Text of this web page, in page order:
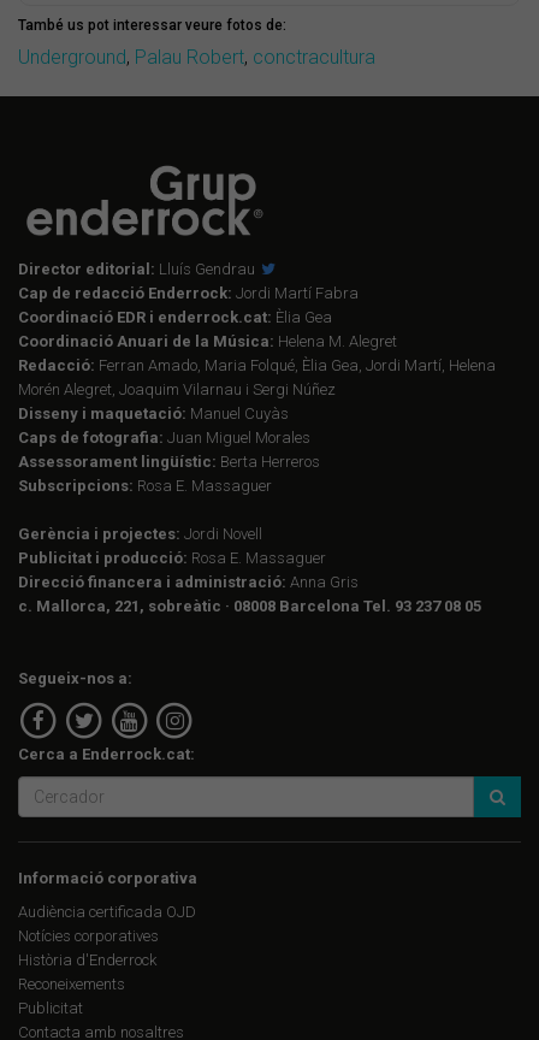
També us pot interessar veure fotos de:
Underground, Palau Robert, conctracultura
Director editorial: Lluís Gendrau
Cap de redacció Enderrock: Jordi Martí Fabra
Coordinació EDR i enderrock.cat: Èlia Gea
Coordinació Anuari de la Música: Helena M. Alegret
Redacció: Ferran Amado, Maria Folqué, Èlia Gea, Jordi Martí, Helena
Morén Alegret, Joaquim Vilarnau i Sergi Núñez
Disseny i maquetació: Manuel Cuyàs
Caps de fotografia: Juan Miguel Morales
Assessorament lingüístic: Berta Herreros
Subscripcions: Rosa E. Massaguer
Gerència i projectes: Jordi Novell
Publicitat i producció: Rosa E. Massaguer
Direcció financera i administració: Anna Gris
c. Mallorca, 221, sobreàtic · 08008 Barcelona Tel. 93 237 08 05
Segueix-nos a:
Cerca a Enderrock.cat:
Informació corporativa
Audiència certificada OJD
Notícies corporatives
Història d'Enderrock
Reconeixements
Publicitat
Contacta amb nosaltres